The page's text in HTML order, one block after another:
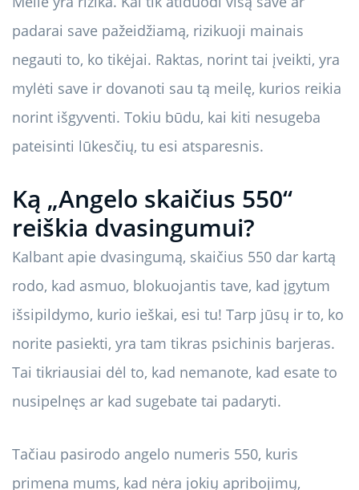
padarai save pažeidžiamą, rizikuoji mainais
negauti to, ko tikėjai. Raktas, norint tai įveikti, yra
mylėti save ir dovanoti sau tą meilę, kurios reikia
norint išgyventi. Tokiu būdu, kai kiti nesugeba
pateisinti lūkesčių, tu esi atsparesnis.
Ką „Angelo skaičius 550“
reiškia dvasingumui?
Kalbant apie dvasingumą, skaičius 550 dar kartą
rodo, kad asmuo, blokuojantis tave, kad įgytum
išsipildymo, kurio ieškai, esi tu! Tarp jūsų ir to, ko
norite pasiekti, yra tam tikras psichinis barjeras.
Tai tikriausiai dėl to, kad nemanote, kad esate to
nusipelnęs ar kad sugebate tai padaryti.
Tačiau pasirodo angelo numeris 550, kuris
primena mums, kad nėra jokių apribojimų,